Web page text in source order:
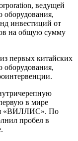
ведущей
оборудования,
инвестиций от
на общую сумму
первых китайских
оборудования,
в мире
«ВИЛЛИС». По
пробел в